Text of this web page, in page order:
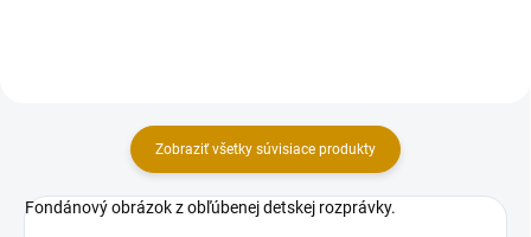
Zobraziť všetky súvisiace produkty
Fondánový obrázok z obľúbenej detskej rozprávky.